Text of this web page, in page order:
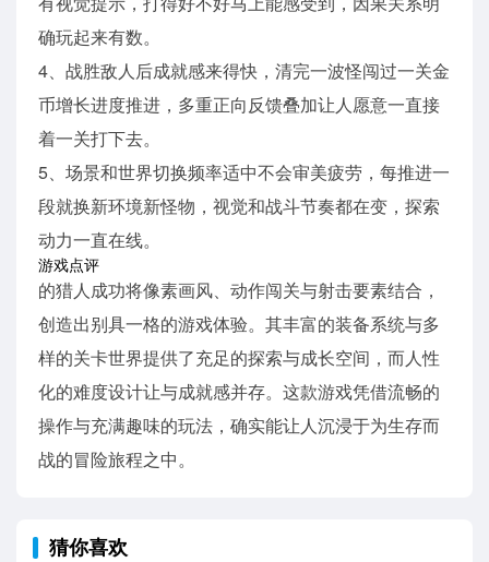
确玩起来有数。
4、战胜敌人后成就感来得快，清完一波怪闯过一关金
币增长进度推进，多重正向反馈叠加让人愿意一直接
着一关打下去。
5、场景和世界切换频率适中不会审美疲劳，每推进一
段就换新环境新怪物，视觉和战斗节奏都在变，探索
动力一直在线。
游戏点评
的猎人成功将像素画风、动作闯关与射击要素结合，
创造出别具一格的游戏体验。其丰富的装备系统与多
样的关卡世界提供了充足的探索与成长空间，而人性
化的难度设计让与成就感并存。这款游戏凭借流畅的
操作与充满趣味的玩法，确实能让人沉浸于为生存而
战的冒险旅程之中。
猜你喜欢